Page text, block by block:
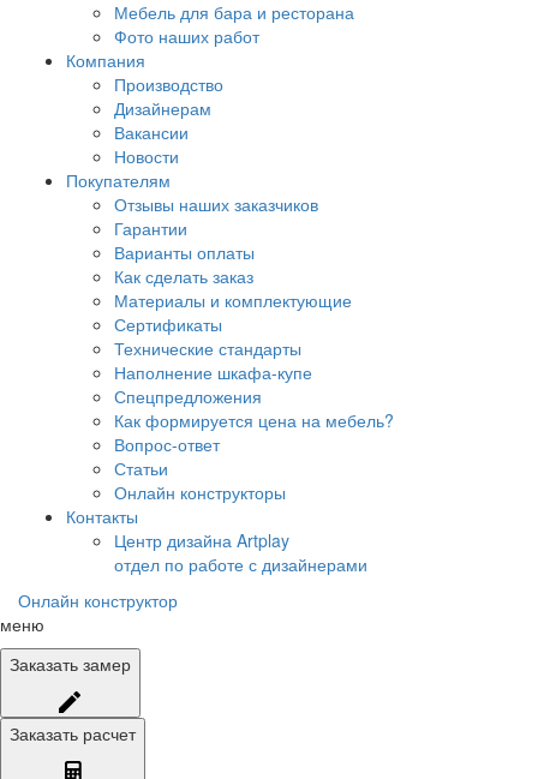
Мебель для бара и ресторана
Фото наших работ
Компания
Производство
Дизайнерам
Вакансии
Новости
Покупателям
Отзывы наших заказчиков
Гарантии
Варианты оплаты
Как сделать заказ
Материалы и комплектующие
Сертификаты
Технические стандарты
Наполнение шкафа-купе
Спецпредложения
Как формируется цена на мебель?
Вопрос-ответ
Статьи
Онлайн конструкторы
Контакты
Центр дизайна Artplay
отдел по работе с дизайнерами
Онлайн конструктор
меню
Заказать замер
Заказать расчет